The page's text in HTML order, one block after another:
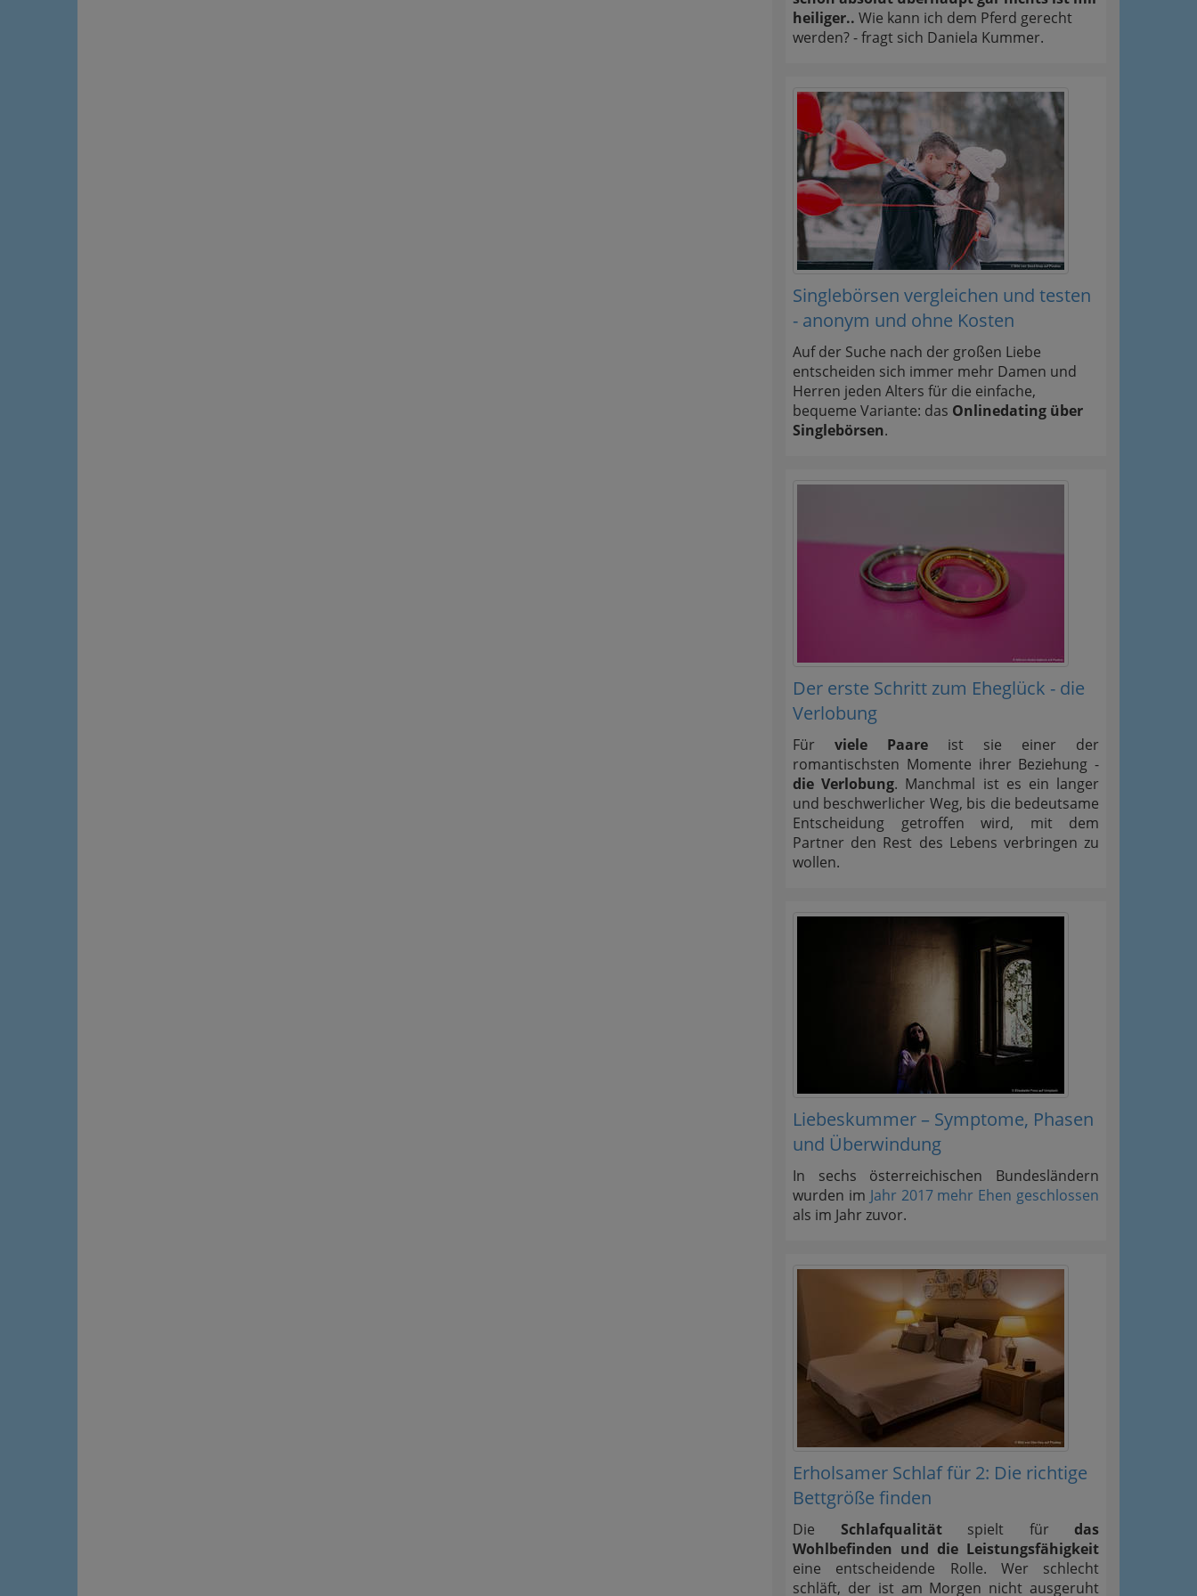
heiliger.. Wie kann ich dem Pferd gerecht
werden? - fragt sich Daniela Kummer.
Singlebörsen vergleichen und testen
- anonym und ohne Kosten
Auf der Suche nach der großen Liebe
entscheiden sich immer mehr Damen und
Herren jeden Alters für die einfache,
bequeme Variante: das Onlinedating über
Singlebörsen.
Der erste Schritt zum Eheglück - die
Verlobung
Für viele Paare ist sie einer der
romantischsten Momente ihrer Beziehung -
die Verlobung. Manchmal ist es ein langer
und beschwerlicher Weg, bis die bedeutsame
Entscheidung getroffen wird, mit dem
Partner den Rest des Lebens verbringen zu
wollen.
Liebeskummer – Symptome, Phasen
und Überwindung
In sechs österreichischen Bundesländern
wurden im Jahr 2017 mehr Ehen geschlossen
als im Jahr zuvor.
Erholsamer Schlaf für 2: Die richtige
Bettgröße finden
Die Schlafqualitätspielt für das
Wohlbefinden und die Leistungsfähigkeit
eine entscheidende Rolle. Wer schlecht
schläft, der ist am Morgen nicht ausgeruht